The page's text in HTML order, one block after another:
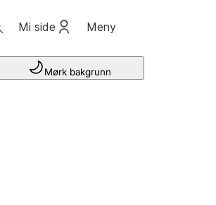
Mi side Meny
Mørk bakgrunn